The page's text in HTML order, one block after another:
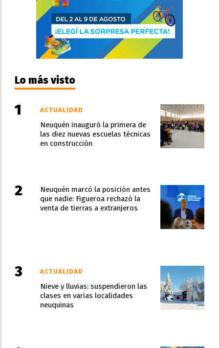
Lo más visto
Neuquén inauguró la primera de
las diez nuevas escuelas técnicas
en construcción
ACTUALIDAD
Neuquén marcó la posición antes
que nadie: Figueroa rechazó la
venta de tierras a extranjeros
Nieve y lluvias: suspendieron las
clases en varias localidades
neuquinas
ACTUALIDAD